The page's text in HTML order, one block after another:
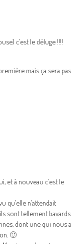
c’est le déluge !!!!
mais ça sera pas
et à nouveau c’est le
qu’elle n’attendait
sont tellement bavards
dont une qui nous a
🙂